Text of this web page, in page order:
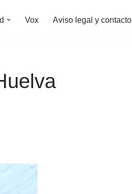
Vox Aviso legal y contacto